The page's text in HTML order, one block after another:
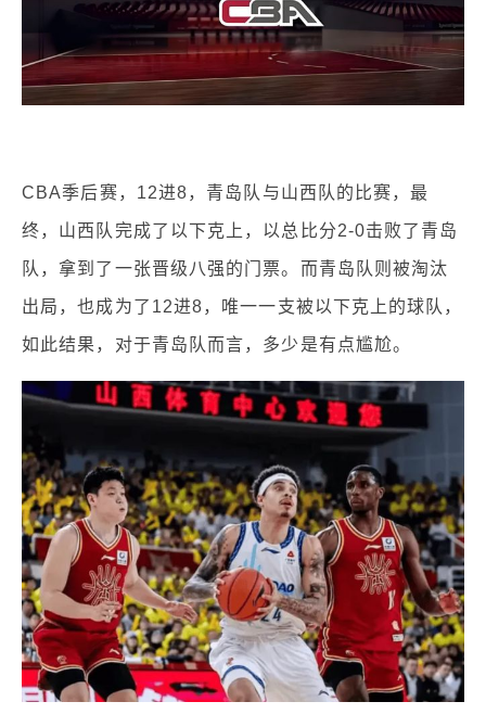
CBA季后赛，12进8，青岛队与山西队的比赛，最
终，山西队完成了以下克上，以总比分2-0击败了青岛
队，拿到了一张晋级八强的门票。而青岛队则被淘汰
出局，也成为了12进8，唯一一支被以下克上的球队，
如此结果，对于青岛队而言，多少是有点尴尬。